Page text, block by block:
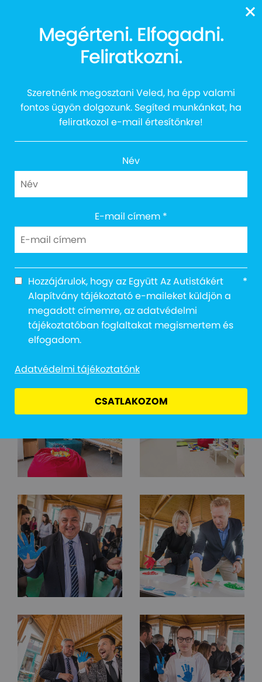
Autitsa Vizsgálóközpont
Megérteni. Elfogadni.
Feliratkozni.
Szeretnénk megosztani Veled, ha épp valami
fontos ügyön dolgozunk. Segíted munkánkat, ha
feliratkozol e-mail értesítőnkre!
Név
E-mail címem *
Hozzájárulok, hogy az Együtt Az Autistákért
Alapítvány tájékoztató e-maileket küldjön a
megadott címemre, az adatvédelmi
tájékoztatóban foglaltakat megismertem és
elfogadom.
*
Adatvédelmi tájékoztatónk
CSATLAKOZOM